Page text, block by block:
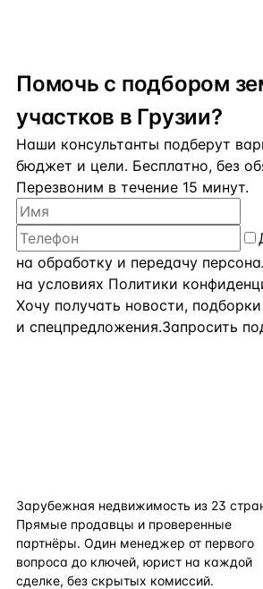
Помочь с подбором
участков в Грузии?
Наши консультанты подберут
бюджет и цели. Бесплатно, без
Перезвоним в течение 15 минут.
на обработку и передачу
на условиях Политики
Хочу получать новости,
и спецпредложения.Запросить
Зарубежная недвижимость из 23
Прямые продавцы и проверенные
партнёры. Один менеджер от первого
вопроса до ключей, юрист на каждой
сделке, без скрытых комиссий.